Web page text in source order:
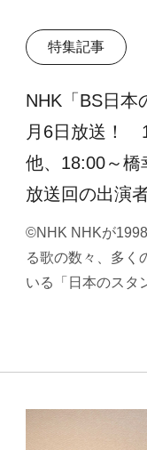
特集記事
NHK「BS日本
月6日放送！
他、18:00～
放送回の出演
©NHK NHKが
る歌の数々、多く
いる「日本のスタ